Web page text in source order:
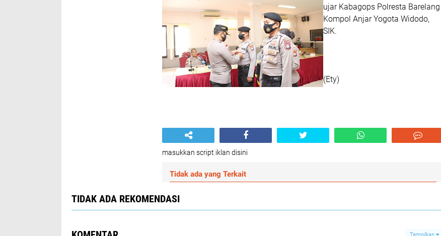
ujar Kabagops Polresta Barelang
Kompol Anjar Yogota Widodo,
SIK.
(Ety)
masukkan script iklan disini
Tidak ada yang Terkait
TIDAK ADA REKOMENDASI